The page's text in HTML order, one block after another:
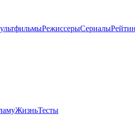
РежиссерыСериалы
ЖизньТесты